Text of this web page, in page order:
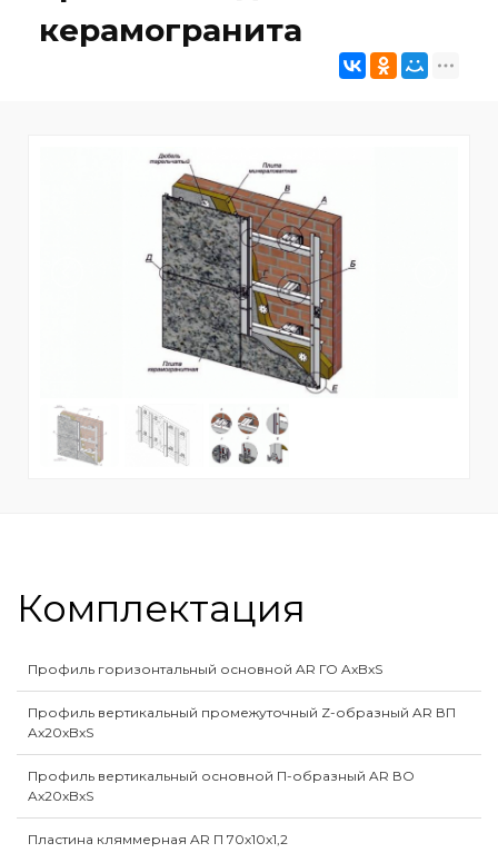
керамогранита
Комплектация
Профиль горизонтальный основной AR ГО AxBxS
Профиль вертикальный промежуточный Z-образный AR ВП
Ax20xBxS
Профиль вертикальный основной П-образный AR ВО
Ax20xBxS
Пластина кляммерная AR П 70х10х1,2